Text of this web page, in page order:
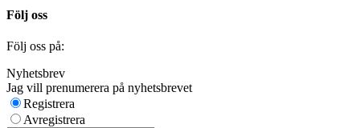
Följ oss
Följ oss på:
Nyhetsbrev
Jag vill prenumerera på nyhetsbrevet
Registrera
Avregistrera